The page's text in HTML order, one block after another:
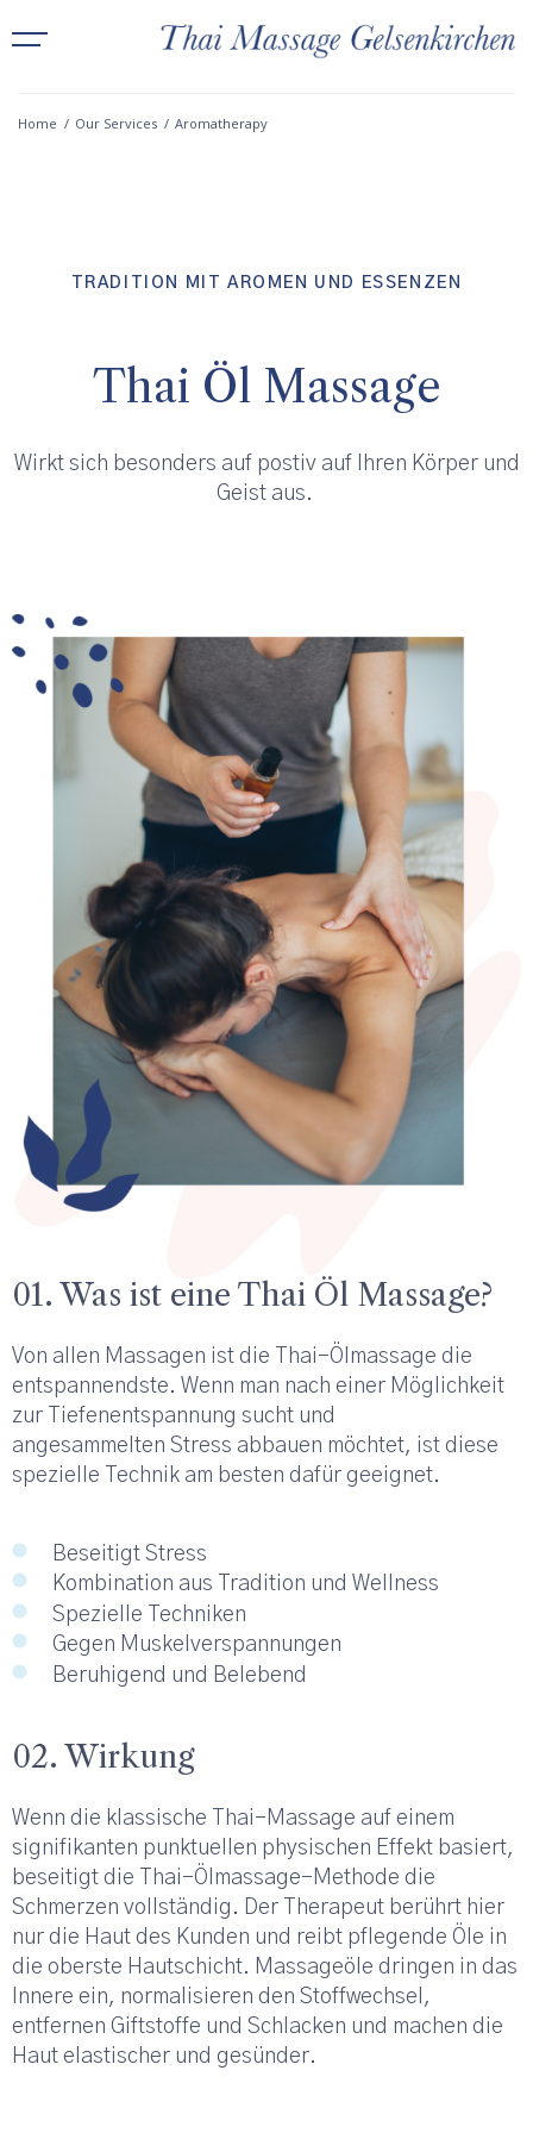
Home / Our Services / Aromatherapy
TRADITION MIT AROMEN UND ESSENZEN
Thai Öl Massage
Wirkt sich besonders auf postiv auf Ihren Körper und
Geist aus.
01. Was ist eine Thai Öl Massage?
Von allen Massagen ist die Thai-Ölmassage die
entspannendste. Wenn man nach einer Möglichkeit
zur Tiefenentspannung sucht und
angesammelten Stress abbauen möchtet, ist diese
spezielle Technik am besten dafür geeignet.
Beseitigt Stress
Kombination aus Tradition und Wellness
Spezielle Techniken
Gegen Muskelverspannungen
Beruhigend und Belebend
02. Wirkung
Wenn die klassische Thai-Massage auf einem
signifikanten punktuellen physischen Effekt basiert,
beseitigt die Thai-Ölmassage-Methode die
Schmerzen vollständig. Der Therapeut berührt hier
nur die Haut des Kunden und reibt pflegende Öle in
die oberste Hautschicht. Massageöle dringen in das
Innere ein, normalisieren den Stoffwechsel,
entfernen Giftstoffe und Schlacken und machen die
Haut elastischer und gesünder.